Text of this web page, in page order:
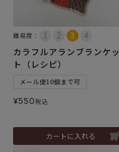
難易度：
カラフルアランブランケッ
ト（レシピ）
メール便10個まで可
¥550税込
カートに入れる